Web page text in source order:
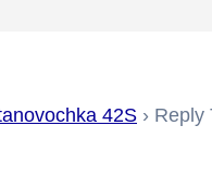
42S › Reply